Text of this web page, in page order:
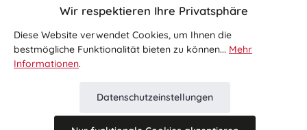
FOLGE UNS
Wir respektieren Ihre Privatsphäre
Diese Website verwendet Cookies, um Ihnen die
bestmögliche Funktionalität bieten zu können... Mehr
Informationen.
Datenschutzeinstellungen